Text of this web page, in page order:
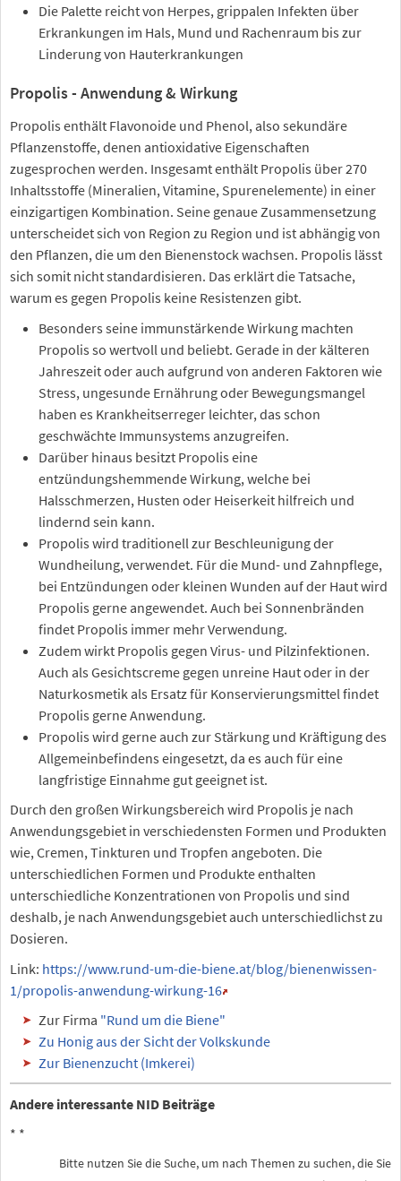
Die Palette reicht von Herpes, grippalen Infekten über
Erkrankungen im Hals, Mund und Rachenraum bis zur
Linderung von Hauterkrankungen
Propolis - Anwendung & Wirkung
Propolis enthält Flavonoide und Phenol, also sekundäre
Pflanzenstoffe, denen antioxidative Eigenschaften
zugesprochen werden. Insgesamt enthält Propolis über 270
Inhaltsstoffe (Mineralien, Vitamine, Spurenelemente) in einer
einzigartigen Kombination. Seine genaue Zusammensetzung
unterscheidet sich von Region zu Region und ist abhängig von
den Pflanzen, die um den Bienenstock wachsen. Propolis lässt
sich somit nicht standardisieren. Das erklärt die Tatsache,
warum es gegen Propolis keine Resistenzen gibt.
Besonders seine immunstärkende Wirkung machten
Propolis so wertvoll und beliebt. Gerade in der kälteren
Jahreszeit oder auch aufgrund von anderen Faktoren wie
Stress, ungesunde Ernährung oder Bewegungsmangel
haben es Krankheitserreger leichter, das schon
geschwächte Immunsystems anzugreifen.
Darüber hinaus besitzt Propolis eine
entzündungshemmende Wirkung, welche bei
Halsschmerzen, Husten oder Heiserkeit hilfreich und
lindernd sein kann.
Propolis wird traditionell zur Beschleunigung der
Wundheilung, verwendet. Für die Mund- und Zahnpflege,
bei Entzündungen oder kleinen Wunden auf der Haut wird
Propolis gerne angewendet. Auch bei Sonnenbränden
findet Propolis immer mehr Verwendung.
Zudem wirkt Propolis gegen Virus- und Pilzinfektionen.
Auch als Gesichtscreme gegen unreine Haut oder in der
Naturkosmetik als Ersatz für Konservierungsmittel findet
Propolis gerne Anwendung.
Propolis wird gerne auch zur Stärkung und Kräftigung des
Allgemeinbefindens eingesetzt, da es auch für eine
langfristige Einnahme gut geeignet ist.
Durch den großen Wirkungsbereich wird Propolis je nach
Anwendungsgebiet in verschiedensten Formen und Produkten
wie, Cremen, Tinkturen und Tropfen angeboten. Die
unterschiedlichen Formen und Produkte enthalten
unterschiedliche Konzentrationen von Propolis und sind
deshalb, je nach Anwendungsgebiet auch unterschiedlichst zu
Dosieren.
Link: https://www.rund-um-die-biene.at/blog/bienenwissen-
1/propolis-anwendung-wirkung-16
Zur Firma "Rund um die Biene"
Zu Honig aus der Sicht der Volkskunde
Zur Bienenzucht (Imkerei)
Andere interessante NID Beiträge
* *
Bitte nutzen Sie die Suche, um nach Themen zu suchen, die Sie